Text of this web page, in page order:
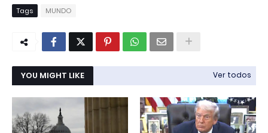
Tags MUNDO
YOU MIGHT LIKE Ver todos